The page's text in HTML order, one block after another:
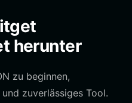
herunter
zu beginnen,
zuverlässiges Tool.